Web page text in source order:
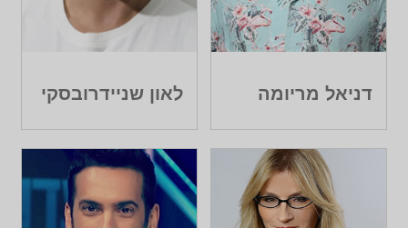
דניאל מריומה לאון שניידרובסקי